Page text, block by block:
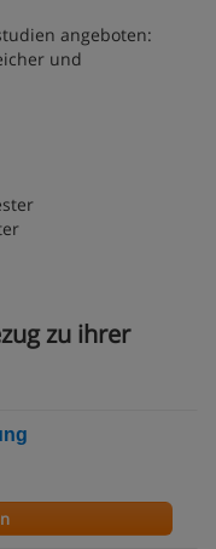
angeboten:
und
zu ihrer